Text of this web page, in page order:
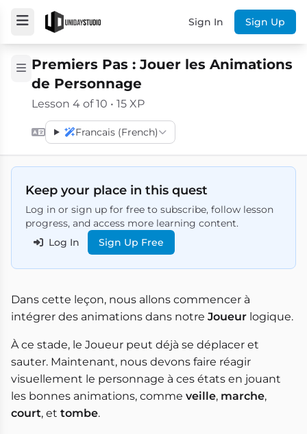
Sign In Sign Up
Premiers Pas : Jouer les Animations
de Personnage
Lesson 4 of 10 • 15 XP
Francais (French)
Keep your place in this quest
Log in or sign up for free to subscribe, follow lesson
progress, and access more learning content.
Log In
Sign Up Free
Dans cette leçon, nous allons commencer à
intégrer des animations dans notre Joueur logique.
À ce stade, le Joueur peut déjà se déplacer et
sauter. Maintenant, nous devons faire réagir
visuellement le personnage à ces états en jouant
les bonnes animations, comme veille, marche,
court, et tombe.